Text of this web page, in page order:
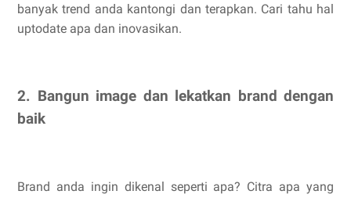
banyak trend anda kantongi dan terapkan. Cari tahu hal
uptodate apa dan inovasikan.
2. Bangun image dan lekatkan brand dengan
baik
Brand anda ingin dikenal seperti apa? Citra apa yang